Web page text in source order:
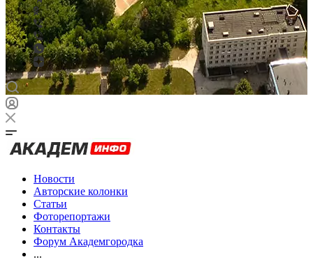
Новости
Авторские колонки
Статьи
Фоторепортажи
Контакты
Форум Академгородка
...